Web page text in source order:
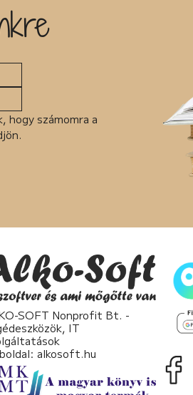
hogy számomra a
SOFT Nonprofit Bt. -
IT
alkosoft.hu